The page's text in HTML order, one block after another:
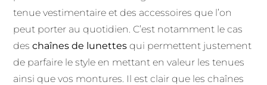
tenue vestimentaire et des accessoires que l’on
peut porter au quotidien. C’est notamment le cas
deschaînes de lunettes qui permettent justement
de parfaire le style en mettant en valeur les tenues
ainsi que vos montures. Il est clair que les chaînes